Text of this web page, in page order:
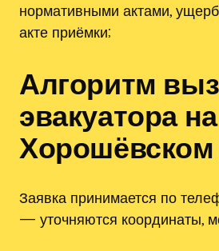
нормативными актами,
акте приёмки;
Алгоритм
эвакуатора на
Заявка принимается по
— уточняются координаты,